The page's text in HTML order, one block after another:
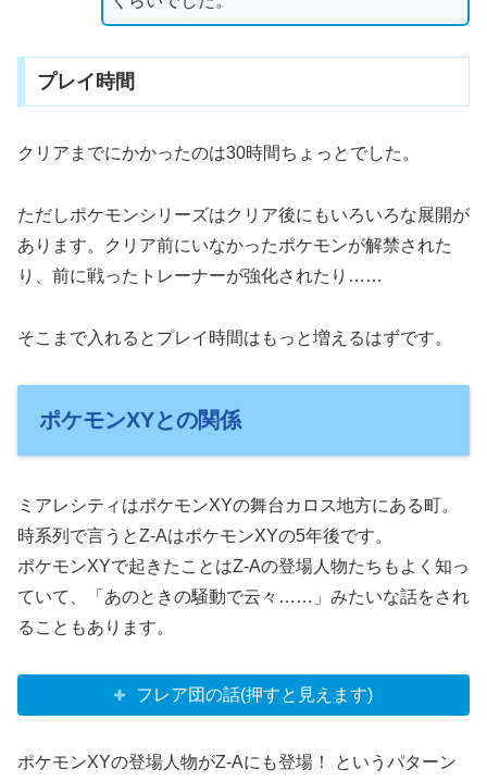
プレイ時間
クリアまでにかかったのは30時間ちょっとでした。
ただしポケモンシリーズはクリア後にもいろいろな展開が
あります。クリア前にいなかったポケモンが解禁された
り、前に戦ったトレーナーが強化されたり……
そこまで入れるとプレイ時間はもっと増えるはずです。
ポケモンXYとの関係
ミアレシティはポケモンXYの舞台カロス地方にある町。
時系列で言うとZ-AはポケモンXYの5年後です。
ポケモンXYで起きたことはZ-Aの登場人物たちもよく知っ
ていて、「あのときの騒動で云々……」みたいな話をされ
ることもあります。
フレア団の話(押すと見えます)
ポケモンXYの登場人物がZ-Aにも登場！ というパターン